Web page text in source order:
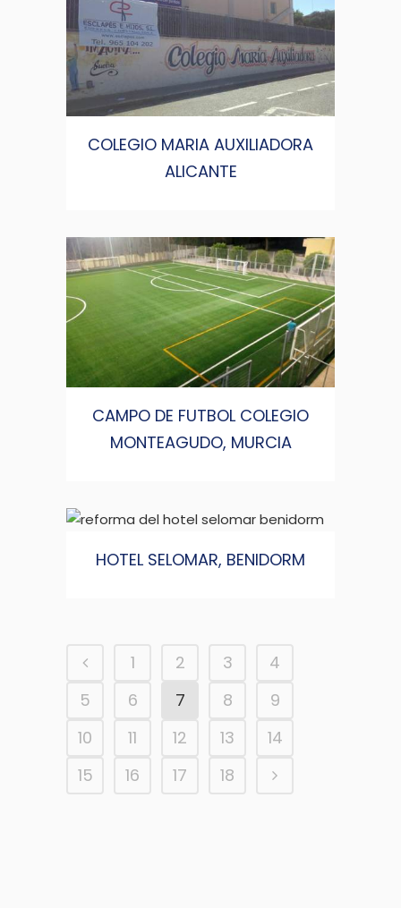
COLEGIO MARIA AUXILIADORA
ALICANTE
CAMPO DE FUTBOL COLEGIO
MONTEAGUDO, MURCIA
HOTEL SELOMAR, BENIDORM
1 2 3
4
5
6 7 8
9
10
11 12 13
14
15
16 17 18